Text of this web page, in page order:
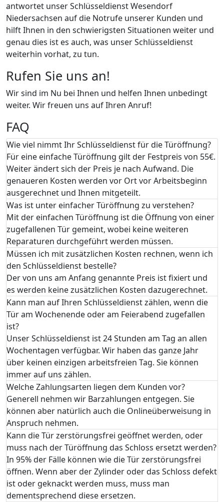
antwortet unser Schlüsseldienst Wesendorf
Niedersachsen auf die Notrufe unserer Kunden und
hilft Ihnen in den schwierigsten Situationen weiter und
genau dies ist es auch, was unser Schlüsseldienst
weiterhin vorhat, zu tun.
Rufen Sie uns an!
Wir sind im Nu bei Ihnen und helfen Ihnen unbedingt
weiter. Wir freuen uns auf Ihren Anruf!
FAQ
Wie viel nimmt Ihr Schlüsseldienst für die Türöffnung?
Für eine einfache Türöffnung gilt der Festpreis von 55€.
Weiter ändert sich der Preis je nach Aufwand. Die
genaueren Kosten werden vor Ort vor Arbeitsbeginn
ausgerechnet und Ihnen mitgeteilt.
Was ist unter einfacher Türöffnung zu verstehen?
Mit der einfachen Türöffnung ist die Öffnung von einer
zugefallenen Tür gemeint, wobei keine weiteren
Reparaturen durchgeführt werden müssen.
Müssen ich mit zusätzlichen Kosten rechnen, wenn ich
den Schlüsseldienst bestelle?
Der von uns am Anfang genannte Preis ist fixiert und
es werden keine zusätzlichen Kosten dazugerechnet.
Kann man auf Ihren Schlüsseldienst zählen, wenn die
Tür am Wochenende oder am Feierabend zugefallen
ist?
Unser Schlüsseldienst ist 24 Stunden am Tag an allen
Wochentagen verfügbar. Wir haben das ganze Jahr
über keinen einzigen arbeitsfreien Tag. Sie können
immer auf uns zählen.
Welche Zahlungsarten liegen dem Kunden vor?
Generell nehmen wir Barzahlungen entgegen. Sie
können aber natürlich auch die Onlineüberweisung in
Anspruch nehmen.
Kann die Tür zerstörungsfrei geöffnet werden, oder
muss nach der Türöffnung das Schloss ersetzt werden?
In 95% der Fälle können wie die Tür zerstörungsfrei
öffnen. Wenn aber der Zylinder oder das Schloss defekt
ist oder geknackt werden muss, muss man
dementsprechend diese ersetzen.